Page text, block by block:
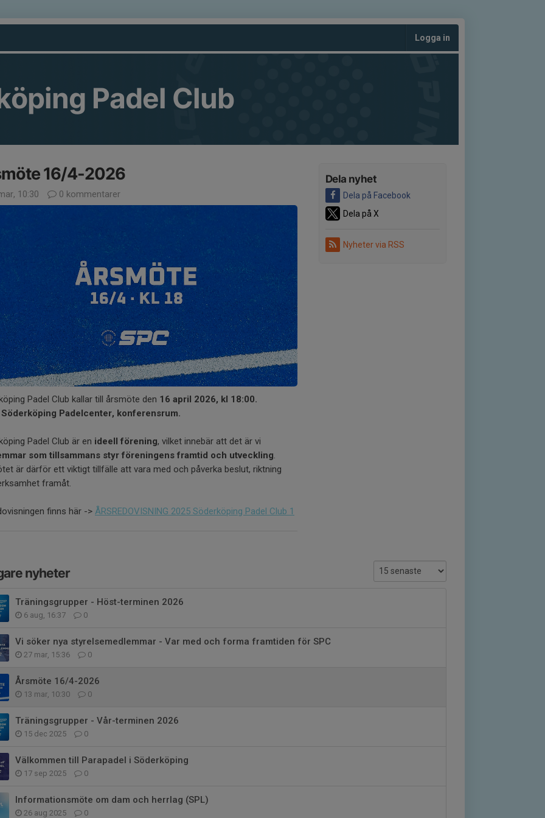
Logga in
Padel Club
Dela nyhet
Dela på Facebook
Dela på X
Nyheter via RSS
16/4-2026
10:30 0 kommentarer
Padel Club kallar till årsmöte den 16 april 2026, kl 18:00.
Padelcenter, konferensrum.
Padel Club är en ideell förening, vilket innebär att det är vi
som tillsammans styr föreningens framtid och utveckling.
är därför ett viktigt tillfälle att vara med och påverka beslut, riktning
framåt.
finns här -> ÅRSREDOVISNING 2025 Söderköping Padel Club 1
nyheter
Träningsgrupper - Höst-terminen 2026
6 aug, 16:37 0
Vi söker nya styrelsemedlemmar - Var med och forma framtiden för SPC
27 mar, 15:36 0
Årsmöte 16/4-2026
13 mar, 10:30 0
Träningsgrupper - Vår-terminen 2026
15 dec 2025 0
Välkommen till Parapadel i Söderköping
17 sep 2025 0
Informationsmöte om dam och herrlag (SPL)
26 aug 2025 0